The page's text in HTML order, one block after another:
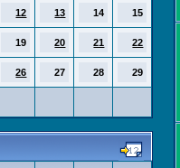
12 13 14 15
19 20 21 22
26 27 28 29